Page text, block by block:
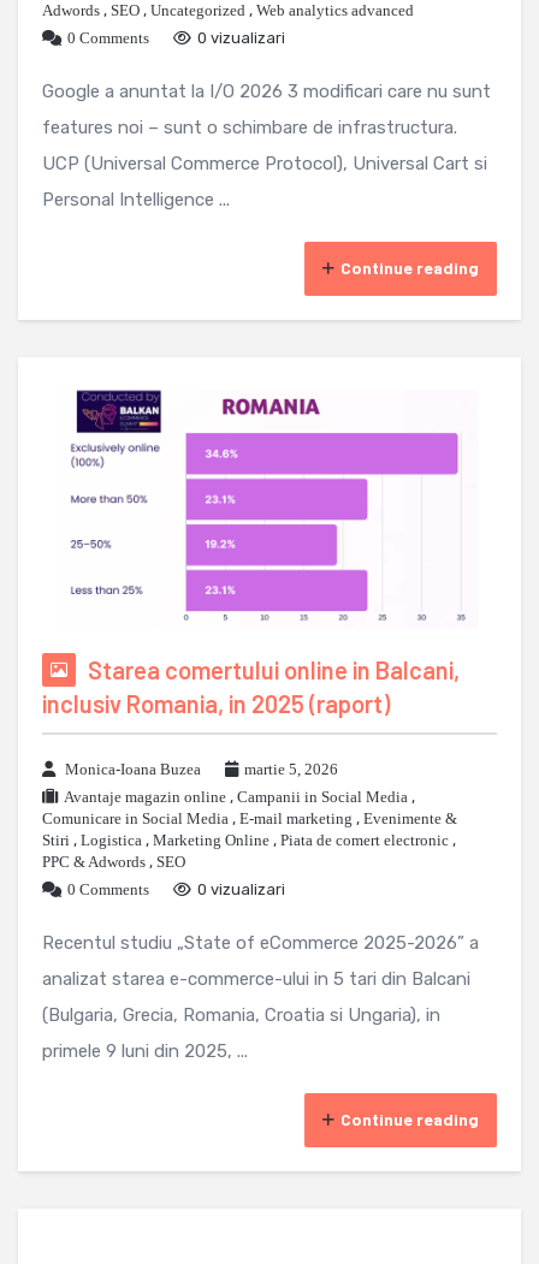
Adwords , SEO , Uncategorized , Web analytics advanced
0 Comments
0 vizualizari
Google a anuntat la I/O 2026 3 modificari care nu sunt
features noi – sunt o schimbare de infrastructura.
UCP (Universal Commerce Protocol), Universal Cart si
Personal Intelligence ...
Continue reading
Starea comertului online in Balcani,
inclusiv Romania, in 2025 (raport)
Monica-Ioana Buzea
martie 5, 2026
Avantaje magazin online , Campanii in Social Media ,
Comunicare in Social Media , E-mail marketing , Evenimente &
Stiri , Logistica , Marketing Online , Piata de comert electronic ,
PPC & Adwords , SEO
0 Comments
0 vizualizari
Recentul studiu „State of eCommerce 2025-2026” a
analizat starea e-commerce-ului in 5 tari din Balcani
(Bulgaria, Grecia, Romania, Croatia si Ungaria), in
primele 9 luni din 2025, ...
Continue reading